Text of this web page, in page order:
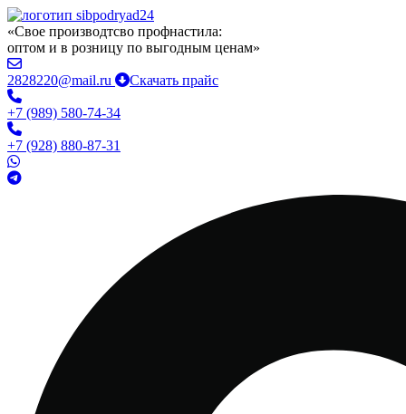
«Свое производтсво профнастила:
оптом и в розницу по выгодным ценам»
2828220@mail.ru Скачать прайс
+7 (989) 580-74-34
+7 (928) 880-87-31